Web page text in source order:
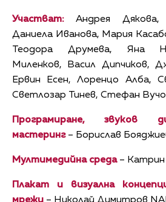
Участват:Андрея Дякова,
Даниела Иванова, Мария
Теодора Друмева, Яна
Миленков, Васил Дипчиков,
Ервин Есен, Лоренцо Алба,
Светлозар Тинев, Стефан
Програмиране, звуков
мастеринг– Борислав
Мултимедийна среда– Катрин
Плакат и визуална
мрежи – Николай Димитров